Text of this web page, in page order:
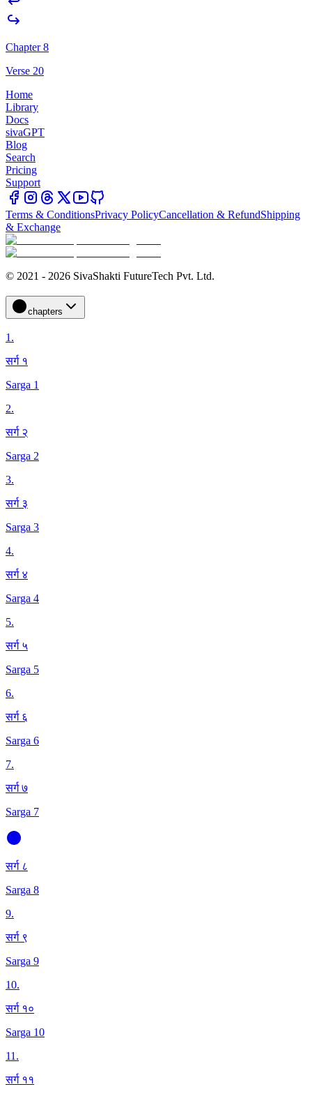
Chapter 8
Verse 20
Home
Library
Docs
sivaGPT
Blog
Search
Pricing
Support
Terms & ConditionsPrivacy PolicyCancellation & RefundShipping
& Exchange
© 2021 - 2026 SivaShakti FutureTech Pvt. Ltd.
chapters
1.
सर्ग १
Sarga 1
2.
सर्ग २
Sarga 2
3.
सर्ग ३
Sarga 3
4.
सर्ग ४
Sarga 4
5.
सर्ग ५
Sarga 5
6.
सर्ग ६
Sarga 6
7.
सर्ग ७
Sarga 7
सर्ग ८
Sarga 8
9.
सर्ग ९
Sarga 9
10.
सर्ग १०
Sarga 10
11.
सर्ग ११